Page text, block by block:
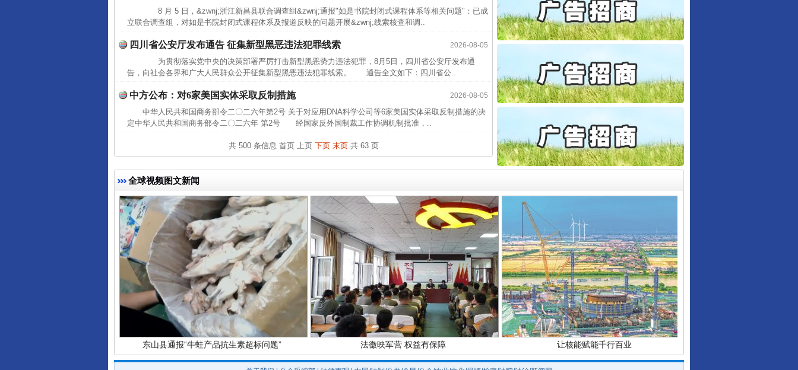
8 月 5 日，&zwnj;浙江新昌县联合调查组&zwnj;通报"如是书院封闭式课程体系等相关问题"：已成
立联合调查组，对如是书院封闭式课程体系及报道反映的问题开展&zwnj;线索核查和调..
2026-08-05
四川省公安厅发布通告 征集新型黑恶违法犯罪线索
为贯彻落实党中央的决策部署严厉打击新型黑恶势力违法犯罪，8月5日，四川省公安厅发布通
告，向社会各界和广大人民群众公开征集新型黑恶违法犯罪线索。 通告全文如下：四川省公..
2026-08-05
中方公布：对6家美国实体采取反制措施
中华人民共和国商务部令二〇二六年第2号 关于对应用DNA科学公司等6家美国实体采取反制措施的决
定中华人民共和国商务部令二〇二六年 第2号 经国家反外国制裁工作协调机制批准，..
共 500 条信息 首页 上页 下页 末页共 63 页
一纸欠条伤亲情 巡回调解促和..
26万保费，离婚时为何要分走一..
杨天誉，不得录用为公务员
传销头目出狱后办书院暴力管教..
四川省公安厅征集新型黑恶违法..
中方对6家美国实体采取反制措..
官方通报西安赛格商场坠亡事件
从“无产可执”到“全额执行”
最高检抗诉的疑难复杂刑事案件
全球视频图文新闻
完善运行机制助力责任有效落实 一纸欠条伤亲情 巡回调解促和解.. 行业协会接连发公告
东山县通报“牛蛙产品抗生素超标问题” 法徽映军营 权益有保障 让核能赋能千行百业